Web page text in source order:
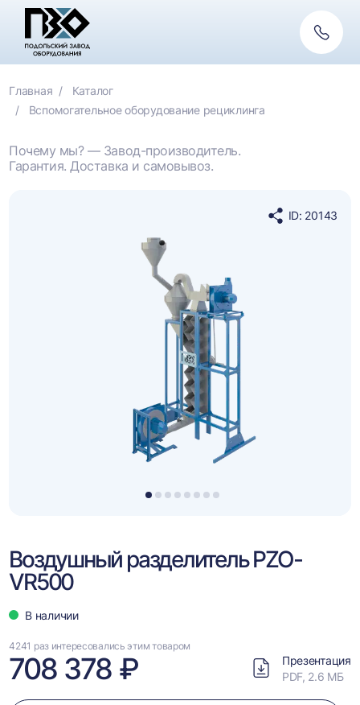
связь
Главная
Каталог
Вспомогательное оборудование рециклинга
Почему мы? — Завод-производитель.
Гарантия. Доставка и самовывоз.
1 2 3 4 5 6 7 8
ID: 20143
Воздушный разделитель PZO-
VR500
В наличии
4241 раз интересовались этим товаром
708 378 ₽
Презентация
PDF, 2.6 МБ